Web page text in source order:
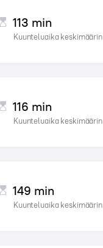
113 min
Kuunteluaika keskimäärin
116 min
Kuunteluaika keskimäärin
149 min
Kuunteluaika keskimäärin